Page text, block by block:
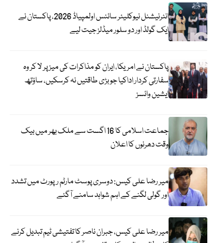
انٹرنیشنل نیوکلیئر سائنس اولمپیاڈ 2026، پاکستان نے
ایک گولڈ اور دو سلور میڈلز جیت لیے
پاکستان نے امریکا، ایران کو مذاکرات کی میز پر لا کر وہ
سفارتی کردار اداکیا جو بڑی طاقتیں نہ کرسکیں، ساؤتھ
ایشین وائسز
جماعت اسلامی کا 16 اگست سے ملک بھر میں بیک
وقت دھرنوں کا اعلان
میر رضا علی کیس: دوسری پوسٹ مارٹم رپورٹ میں تشدد
اور گولی لگنے کے اہم شواہد سامنے آگئے
میر رضا علی کیس، جبران ناصر کا تفتیشی ٹیم تبدیل کرنے